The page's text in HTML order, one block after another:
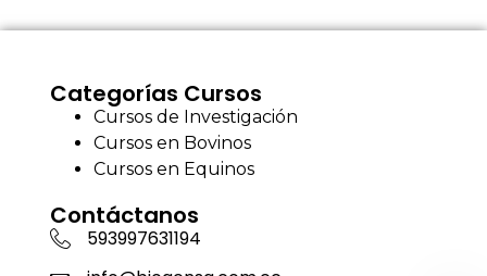
Categorías Cursos
Cursos de Investigación
Cursos en Bovinos
Cursos en Equinos
Contáctanos
593997631194